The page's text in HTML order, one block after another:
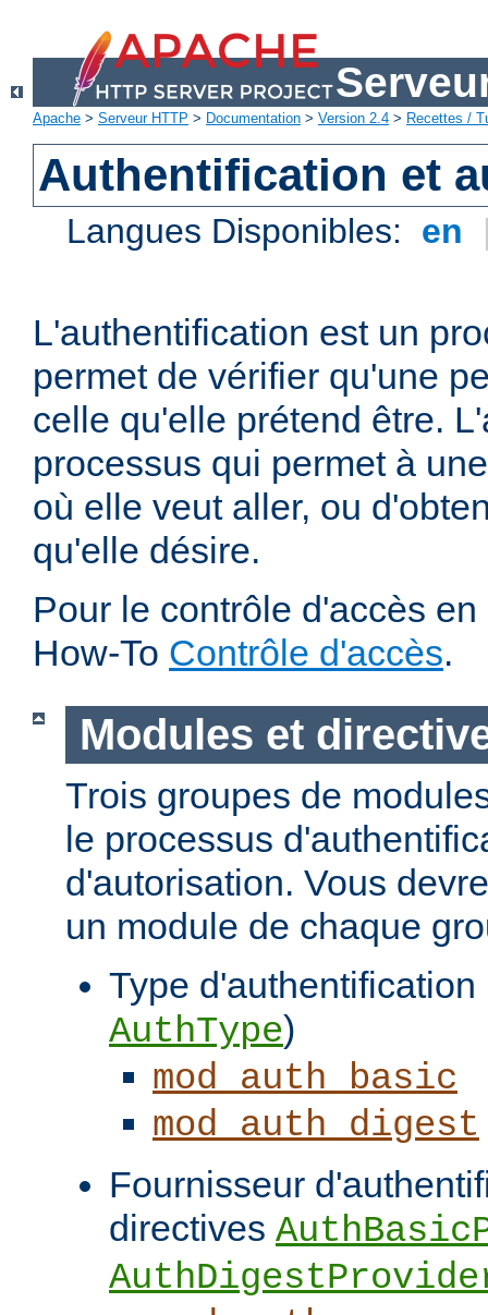
Apache > Serveur HTTP > Documentation > Version 2.4 > Recettes /
Authentification et
Langues Disponibles: en
L'authentification est un
permet de vérifier qu'une
celle qu'elle prétend être.
processus qui permet à
où elle veut aller, ou
qu'elle désire.
Pour le contrôle d'accès
How-To Contrôle d'accès.
Modules et
Trois groupes de
le processus
d'autorisation. Vous
un module de chaque
Type
AuthType)
mod_auth_basic
mod_auth_digest
Fournisseur
directives